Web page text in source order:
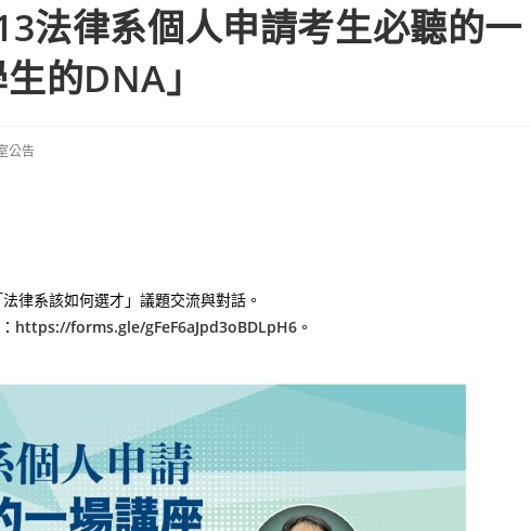
法律系個人申請考生必聽的一
的DNA」
公告
律系該如何選才」議題交流與對話。
https://forms.gle/gFeF6aJpd3oBDLpH6 。